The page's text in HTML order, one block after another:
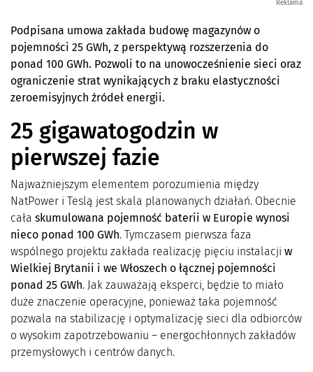
Reklama
Podpisana umowa zakłada budowę magazynów o
pojemności 25 GWh, z perspektywą rozszerzenia do
ponad 100 GWh. Pozwoli to na unowocześnienie sieci oraz
ograniczenie strat wynikających z braku elastyczności
zeroemisyjnych źródeł energii.
25 gigawatogodzin w
pierwszej fazie
Najważniejszym elementem porozumienia między
NatPower i Teslą jest skala planowanych działań. Obecnie
cała skumulowana pojemność baterii w Europie wynosi
nieco ponad 100 GWh. Tymczasem pierwsza faza
wspólnego projektu zakłada realizację pięciu instalacji w
Wielkiej Brytanii i we Włoszech o łącznej pojemności
ponad 25 GWh. Jak zauważają eksperci, będzie to miało
duże znaczenie operacyjne, ponieważ taka pojemność
pozwala na stabilizację i optymalizację sieci dla odbiorców
o wysokim zapotrzebowaniu – energochłonnych zakładów
przemysłowych i centrów danych.